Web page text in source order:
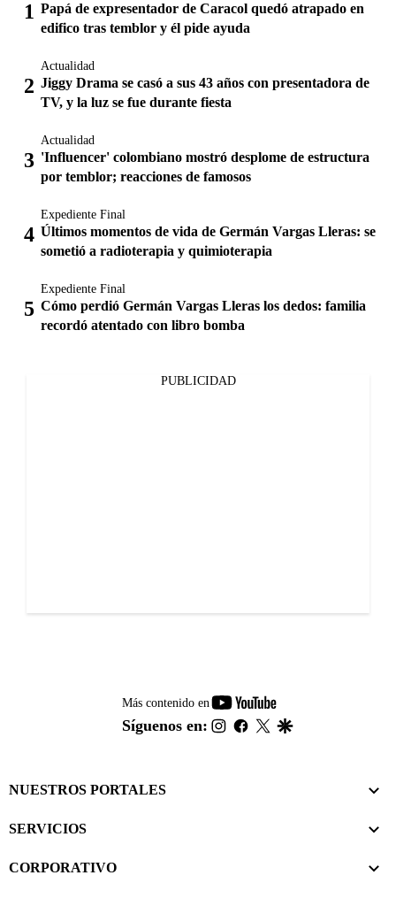
Papá de expresentador de Caracol quedó atrapado en
edifico tras temblor y él pide ayuda
Actualidad
Jiggy Drama se casó a sus 43 años con presentadora de
TV, y la luz se fue durante fiesta
Actualidad
'Influencer' colombiano mostró desplome de estructura
por temblor; reacciones de famosos
Expediente Final
Últimos momentos de vida de Germán Vargas Lleras: se
sometió a radioterapia y quimioterapia
Expediente Final
Cómo perdió Germán Vargas Lleras los dedos: familia
recordó atentado con libro bomba
PUBLICIDAD
Más contenido en
youtube-
footer
Síguenos en: instagram
facebook
twitter
NUESTROS PORTALES
SERVICIOS
CORPORATIVO